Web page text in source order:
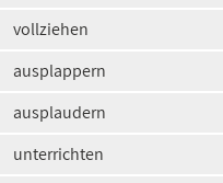
vollziehen
ausplappern
ausplaudern
unterrichten